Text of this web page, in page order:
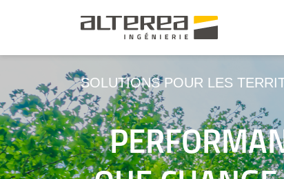
SOLUTIONS POUR LES